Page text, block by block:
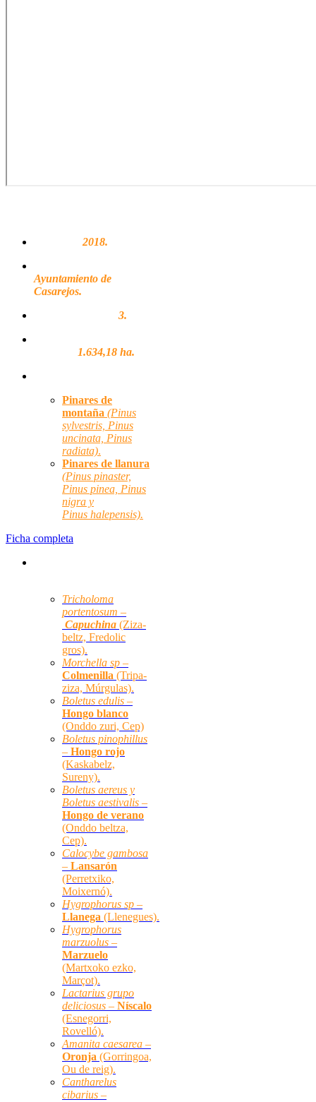
2018.
Ayuntamiento de
Casarejos.
3.
1.634,18 ha.
Pinares de
montaña (Pinus
sylvestris, Pinus
uncinata, Pinus
radiata).
Pinares de llanura
(Pinus pinaster,
Pinus pinea, Pinus
nigra y
Pinus halepensis).
Ficha completa
Tricholoma
portentosum –
Capuchina (Ziza-
beltz, Fredolic
gros).
Morchella sp –
Colmenilla (Tripa-
ziza, Múrgulas).
Boletus edulis –
Hongo blanco
(Onddo zuri, Cep)
Boletus pinophillus
– Hongo rojo
(Kaskabelz,
Sureny).
Boletus aereus y
Boletus aestivalis –
Hongo de verano
(Onddo beltza,
Cep).
Calocybe gambosa
– Lansarón
(Perretxiko,
Moixernó).
Hygrophorus sp –
Llanega (Llenegues).
Hygrophorus
marzuolus –
Marzuelo
(Martxoko ezko,
Marçot).
Lactarius grupo
deliciosus – Níscalo
(Esnegorri,
Rovelló).
Amanita caesarea –
Oronja (Gorringoa,
Ou de reig).
Cantharelus
cibarius –